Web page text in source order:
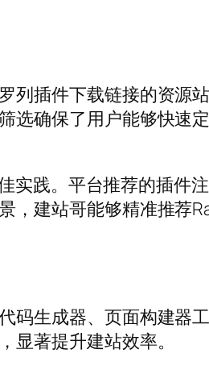
列插件下载链接的资源
选确保了用户能够快速
践。平台推荐的插件
建站哥能够精准推荐
生成器、页面构建器
著提升建站效率。